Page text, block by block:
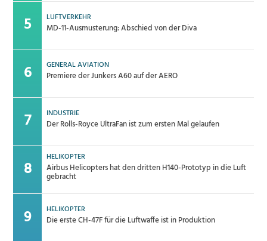
LUFTVERKEHR
MD-11-Ausmusterung: Abschied von der Diva
GENERAL AVIATION
Premiere der Junkers A60 auf der AERO
INDUSTRIE
Der Rolls-Royce UltraFan ist zum ersten Mal gelaufen
HELIKOPTER
Airbus Helicopters hat den dritten H140-Prototyp in die Luft
gebracht
HELIKOPTER
Die erste CH-47F für die Luftwaffe ist in Produktion